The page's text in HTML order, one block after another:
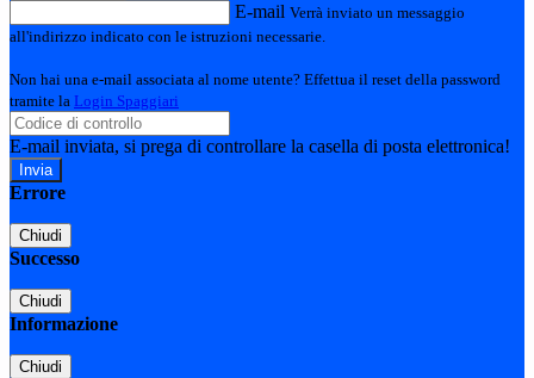
E-mail Verrà inviato un messaggio
all'indirizzo indicato con le istruzioni necessarie.
Non hai una e-mail associata al nome utente? Effettua il reset della password
tramite la Login Spaggiari
E-mail inviata, si prega di controllare la casella di posta elettronica!
Errore
Chiudi
Successo
Chiudi
Informazione
Chiudi